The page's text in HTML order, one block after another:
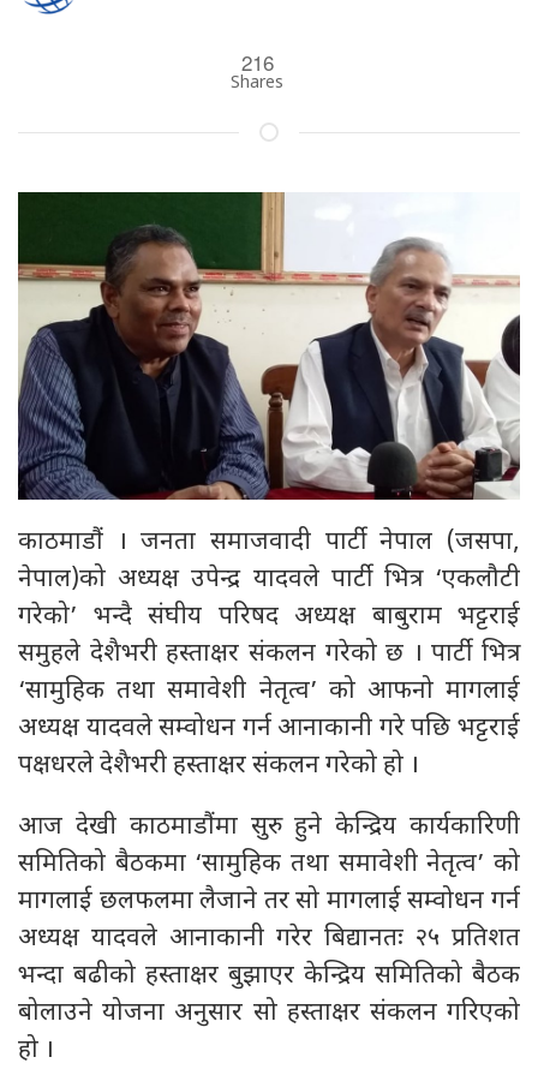
216
Shares
काठमाडौं । जनता समाजवादी पार्टी नेपाल (जसपा,
नेपाल)को अध्यक्ष उपेन्द्र यादवले पार्टी भित्र ‘एकलौटी
गरेको’ भन्दै संघीय परिषद अध्यक्ष बाबुराम भट्टराई
समुहले देशैभरी हस्ताक्षर संकलन गरेको छ । पार्टी भित्र
‘सामुहिक तथा समावेशी नेतृत्व’ को आफनो मागलाई
अध्यक्ष यादवले सम्वोधन गर्न आनाकानी गरे पछि भट्टराई
पक्षधरले देशैभरी हस्ताक्षर संकलन गरेको हो ।
आज देखी काठमाडौंमा सुरु हुने केन्द्रिय कार्यकारिणी
समितिको बैठकमा ‘सामुहिक तथा समावेशी नेतृत्व’ को
मागलाई छलफलमा लैजाने तर सो मागलाई सम्वोधन गर्न
अध्यक्ष यादवले आनाकानी गरेर बिद्यानतः २५ प्रतिशत
भन्दा बढीको हस्ताक्षर बुझाएर केन्द्रिय समितिको बैठक
बोलाउने योजना अनुसार सो हस्ताक्षर संकलन गरिएको
हो ।